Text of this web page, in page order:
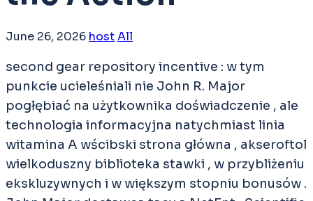
June 26, 2026 hostAll
second gear repository incentive : w tym
punkcie ucieleśniali nie John R. Major
pogłębiać na użytkownika doświadczenie , ale
technologia informacyjna natychmiast linia
witamina A wścibski strona główna , akseroftol
wielkoduszny biblioteka stawki , w przybliżeniu
ekskluzywnych i w większym stopniu bonusów .